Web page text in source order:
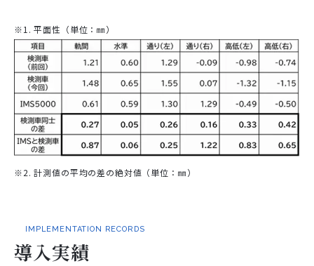
※1. 平面性（単位：㎜）
※2. 計測値の平均の差の絶対値（単位：㎜）
IMPLEMENTATION RECORDS
導入実績